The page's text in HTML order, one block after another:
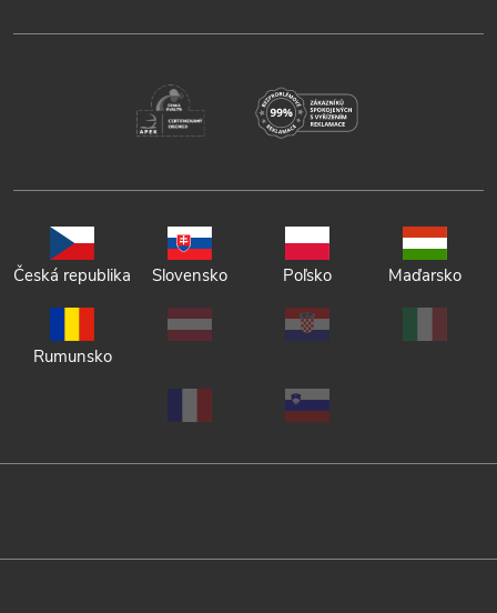
Česká republika Slovensko Poľsko Maďarsko
Rumunsko